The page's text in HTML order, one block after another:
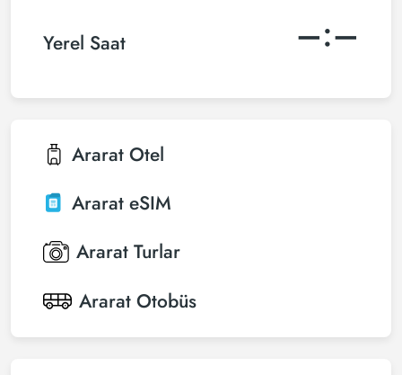
Yerel Saat –:–
Ararat Otel
Ararat eSIM
Ararat Turlar
Ararat Otobüs